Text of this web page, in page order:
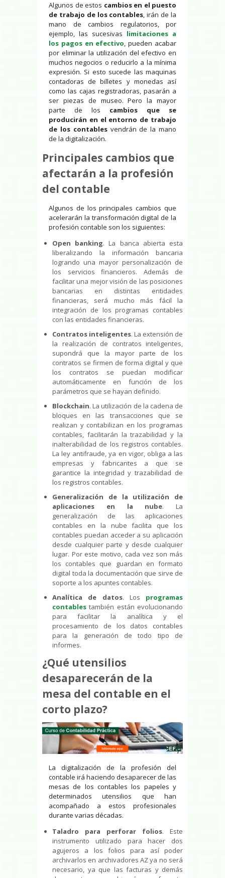
Algunos de estos cambios en el puesto
de trabajo de los contables, irán de la
mano de cambios regulatorios, por
ejemplo, las sucesivas limitaciones a
los pagos en efectivo, pueden acabar
por eliminar la utilización del efectivo en
muchos negocios o reducirlo a la mínima
expresión. Si esto sucede las maquinas
contadoras de billetes y monedas así
como las cajas registradoras, pasarán a
ser piezas de museo. Pero la mayor
parte de los cambios que se
producirán en el entorno de trabajo
de los contablesvendrán de la mano
de la digitalización.
Principales cambios que
afectarán a la profesión
del contable
Algunos de los principales cambios que
acelerarán la transformación digital de la
profesión contable son los siguientes:
Open banking. La banca abierta esta
liberalizando la información bancaria
logrando una mayor personalización de
los servicios financieros. Además de
facilitar una mejor visión de las posiciones
bancarias en distintas entidades
financieras, será mucho más fácil la
integración de los programas contables
con las entidades financieras.
Contratos inteligentes. La extensión de
la realización de contratos inteligentes,
supondrá que la mayor parte de los
contratos se firmen de forma digital y que
los contratos se puedan modificar
automáticamente en función de los
parámetros que se hayan definido.
Blockchain. La utilización de la cadena de
bloques en las transacciones que se
realizan y contabilizan en los programas
contables, facilitarán la trazabilidad y la
inalterabilidad de los registros contables.
La ley antifraude, ya en vigor, obliga a las
empresas y fabricantes a que se
garantice la integridad y trazabilidad de
los registros contables.
Generalización de la utilización de
aplicaciones en la nube. La
generalización de las aplicaciones
contables en la nube facilita que los
contables puedan acceder a su aplicación
desde cualquier parte y desde cualquier
lugar. Por este motivo, cada vez son más
los contables que guardan en formato
digital toda la documentación que sirve de
soporte a los apuntes contables.
Analítica de datos. Los programas
contables también están evolucionando
para facilitar la analítica y el
procesamiento de los datos contables
para la generación de todo tipo de
informes.
¿Qué utensilios
desaparecerán de la
mesa del contable en el
corto plazo?
La digitalización de la profesión del
contable irá haciendo desaparecer de las
mesas de los contables los papeles y
determinados utensilios que han
acompañado a estos profesionales
durante varias décadas.
Taladro para perforar folios. Este
instrumento utilizado para hacer dos
agujeros a los folios para así poder
archivarlos en archivadores AZ ya no será
necesario, ya que las facturas y demás